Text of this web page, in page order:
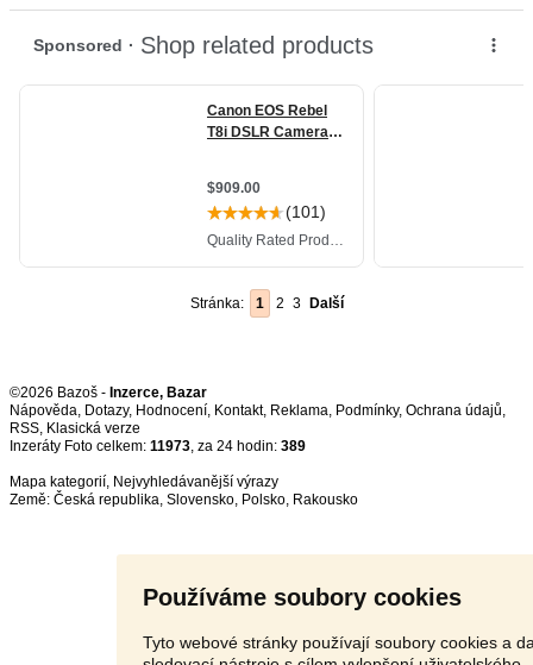
Používáme soubory cookies
Tyto webové stránky používají soubory cookies a
Stránka: 1 2 3 Další
©2026 Bazoš - Inzerce, Bazar
Nápověda, Dotazy, Hodnocení, Kontakt, Reklama, Podmínky, Ochrana údajů,
RSS,
Inzeráty Foto celkem: 11973, za 24 hodin: 389
Mapa kategorií, Nejvyhledávanější výrazy
Země: Česká republika, Slovensko, Polsko, Rakousko